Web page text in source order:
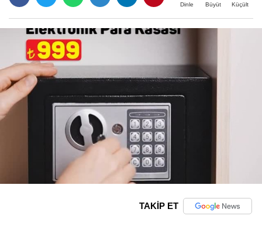
Dinle Büyüt Küçült
TAKİP ET